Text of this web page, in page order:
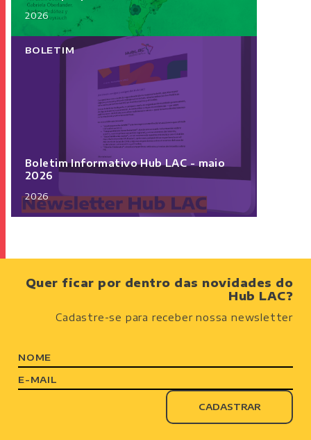
2026
BOLETIM
Boletim Informativo Hub LAC - maio
2026
2026
Quer ficar por dentro das novidades do
Hub LAC?
Cadastre-se para receber nossa newsletter
NOME
E-MAIL